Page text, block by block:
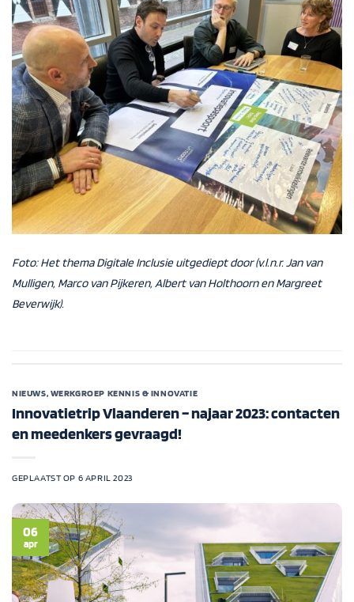
Foto:Het themaDigitale Inclusie uitgediept door (v.l.n.r. Jan van
Mulligen, Marco vanPijkeren, Albert vanHolthoornen Margreet
Beverwijk).
NIEUWS, WERKGROEP KENNIS & INNOVATIE
Innovatietrip Vlaanderen – najaar 2023: contacten
en meedenkers gevraagd!
GEPLAATST OP 6 APRIL 2023
06
apr